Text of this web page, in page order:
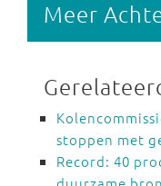
Meer
stoppen met
Record: 40